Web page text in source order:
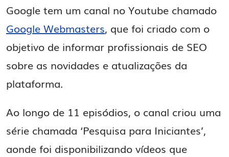
Google tem um canal no Youtube chamado
Google Webmasters, que foi criado com o
objetivo de informar profissionais de SEO
sobre as novidades e atualizações da
plataforma.
Ao longo de 11 episódios, o canal criou uma
série chamada ‘Pesquisa para Iniciantes’,
aonde foi disponibilizando vídeos que